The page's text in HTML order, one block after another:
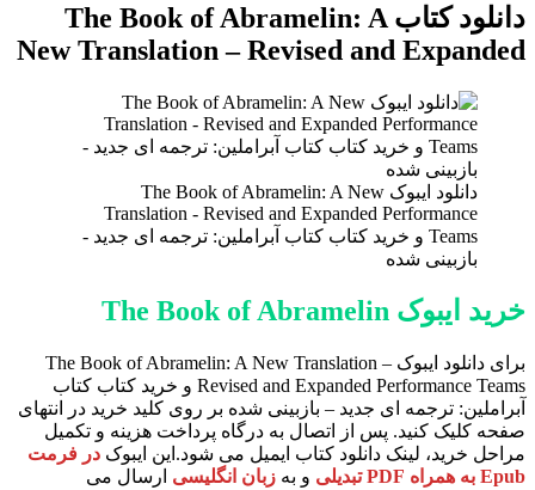
دانلود کتاب The Book of Abramelin: A
New Translation – Revised and Expanded
دانلود ایبوک The Book of Abramelin: A New
Translation - Revised and Expanded Performance
Teams و خرید کتاب کتاب آبراملین: ترجمه ای جدید -
بازبینی شده
خرید ایبوک The Book of Abramelin
برای دانلود ایبوک The Book of Abramelin: A New Translation –
Revised and Expanded Performance Teams و خرید کتاب کتاب
آبراملین: ترجمه ای جدید – بازبینی شده بر روی کلید خرید در انتهای
صفحه کلیک کنید. پس از اتصال به درگاه پرداخت هزینه و تکمیل
مراحل خرید، لینک دانلود کتاب ایمیل می شود.این ایبوک در فرمت
Epub به همراه PDF تبدیلی
و به زبان انگلیسی ارسال می